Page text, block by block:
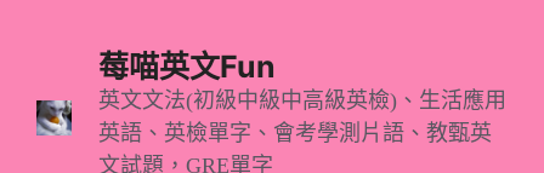
莓喵英文Fun
英文文法(初級中級中高級英檢)、生活應用
英語、英檢單字、會考學測片語、教甄英
文試題，GRE單字